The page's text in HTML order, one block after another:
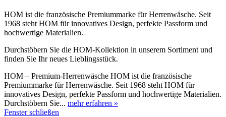
HOM ist die französische Premiummarke für Herrenwäsche. Seit
1968 steht HOM für innovatives Design, perfekte Passform und
hochwertige Materialien.
Durchstöbern Sie die HOM-Kollektion in unserem Sortiment und
finden Sie Ihr neues Lieblingsstück.
HOM – Premium-Herrenwäsche HOM ist die französische
Premiummarke für Herrenwäsche. Seit 1968 steht HOM für
innovatives Design, perfekte Passform und hochwertige Materialien.
Durchstöbern Sie... mehr erfahren »
Fenster schließen